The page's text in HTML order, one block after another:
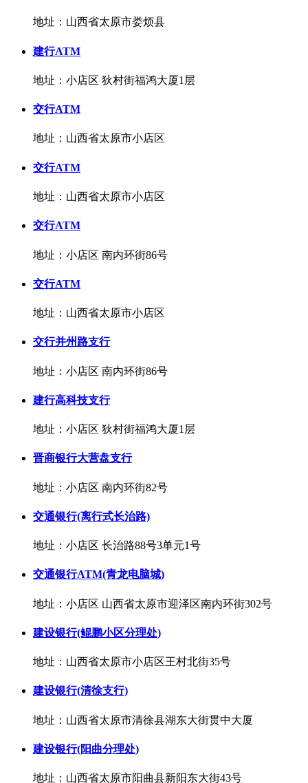
地址：山西省太原市娄烦县
建行ATM
地址：小店区 狄村街福鸿大厦1层
交行ATM
地址：山西省太原市小店区
交行ATM
地址：山西省太原市小店区
交行ATM
地址：小店区 南内环街86号
交行ATM
地址：山西省太原市小店区
交行并州路支行
地址：小店区 南内环街86号
建行高科技支行
地址：小店区 狄村街福鸿大厦1层
晋商银行大营盘支行
地址：小店区 南内环街82号
交通银行(离行式长治路)
地址：小店区 长治路88号3单元1号
交通银行ATM(青龙电脑城)
地址：小店区 山西省太原市迎泽区南内环街302号
建设银行(鲲鹏小区分理处)
地址：山西省太原市小店区王村北街35号
建设银行(清徐支行)
地址：山西省太原市清徐县湖东大街贯中大厦
建设银行(阳曲分理处)
地址：山西省太原市阳曲县新阳东大街43号